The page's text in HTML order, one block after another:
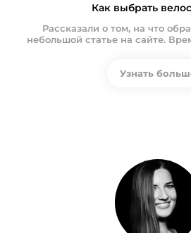
Как выбрать
Рассказали о том, на что
небольшой статье на сайте.
Узнать